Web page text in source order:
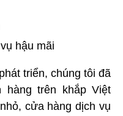
hậu mãi
triển, chúng tôi đã
hàng trên khắp Việt
cửa hàng dịch vụ